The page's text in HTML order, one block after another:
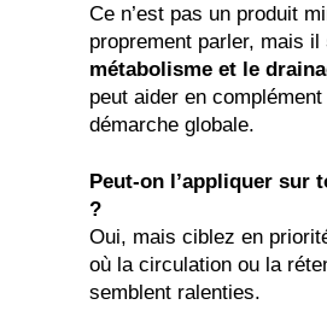
Ce n’est pas un produit
proprement parler, mais il
métabolisme et le
peut aider en complément
démarche globale.
Peut-on l’appliquer sur
?
Oui, mais ciblez en
où la circulation ou la
semblent ralenties.